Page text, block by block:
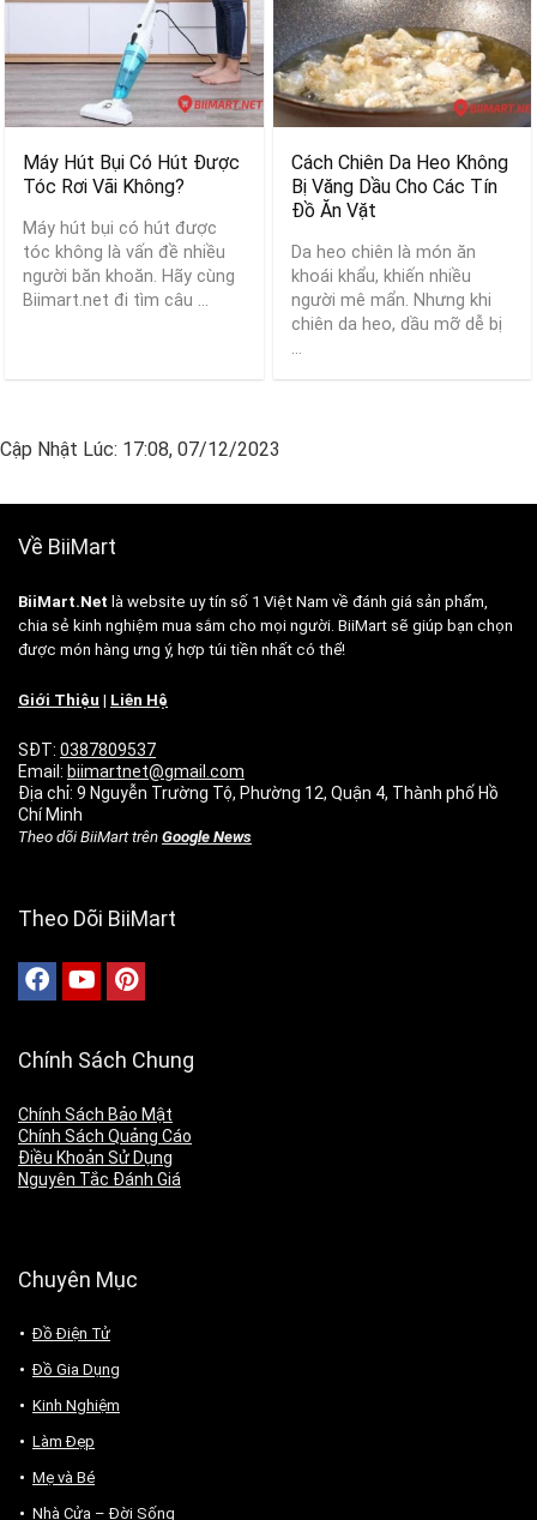
Máy Hút Bụi Có Hút Được
Tóc Rơi Vãi Không?
Máy hút bụi có hút được
tóc không là vấn đề nhiều
người băn khoăn. Hãy cùng
Biimart.net đi tìm câu ...
Cách Chiên Da Heo Không
Bị Văng Dầu Cho Các Tín
Đồ Ăn Vặt
Da heo chiên là món ăn
khoái khẩu, khiến nhiều
người mê mẩn. Nhưng khi
chiên da heo, dầu mỡ dễ bị
...
Cập Nhật Lúc: 17:08, 07/12/2023
Về BiiMart
BiiMart.Net là website uy tín số 1 Việt Nam về đánh giá sản phẩm,
chia sẻ kinh nghiệm mua sắm cho mọi người. BiiMart sẽ giúp bạn chọn
được món hàng ưng ý, hợp túi tiền nhất có thể!
Giới Thiệu | Liên Hệ
SĐT: 0387809537
Email: biimartnet@gmail.com
Địa chỉ: 9 Nguyễn Trường Tộ, Phường 12, Quận 4, Thành phố Hồ
Chí Minh
Theo dõi BiiMart trên Google News
Theo Dõi BiiMart
Chính Sách Chung
Chính Sách Bảo Mật
Chính Sách Quảng Cáo
Điều Khoản Sử Dụng
Nguyên Tắc Đánh Giá
Chuyên Mục
Đồ Điện Tử
Đồ Gia Dụng
Kinh Nghiệm
Làm Đẹp
Mẹ và Bé
Nhà Cửa – Đời Sống